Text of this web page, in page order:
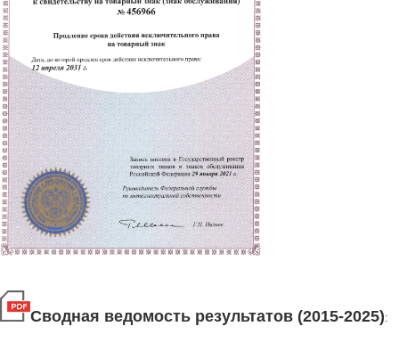
Сводная ведомость результатов (2015-2025):